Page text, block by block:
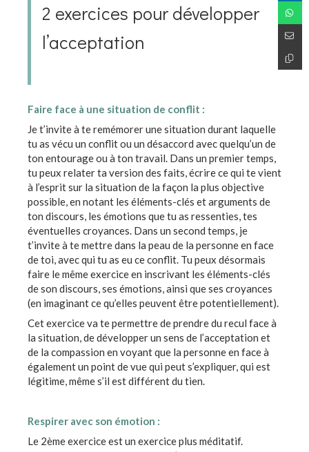
2 exercices pour développer
l’acceptation
Faire face à une situation de conflit :
Je t’invite à te remémorer une situation durant laquelle
tu as vécu un conflit ou un désaccord avec quelqu’un de
ton entourage ou à ton travail. Dans un premier temps,
tu peux relater ta version des faits, écrire ce qui te vient
à l’esprit sur la situation de la façon la plus objective
possible, en notant les éléments-clés et arguments de
ton discours, les émotions que tu as ressenties, tes
éventuelles croyances. Dans un second temps, je
t’invite à te mettre dans la peau de la personne en face
de toi, avec qui tu as eu ce conflit. Tu peux désormais
faire le même exercice en inscrivant les éléments-clés
de son discours, ses émotions, ainsi que ses croyances
(en imaginant ce qu’elles peuvent être potentiellement).
Cet exercice va te permettre de prendre du recul face à
la situation, de développer un sens de l’acceptation et
de la compassion en voyant que la personne en face à
également un point de vue qui peut s’expliquer, qui est
légitime, même s’il est différent du tien.
Respirer avec son émotion :
Le 2ème exercice est un exercice plus méditatif.